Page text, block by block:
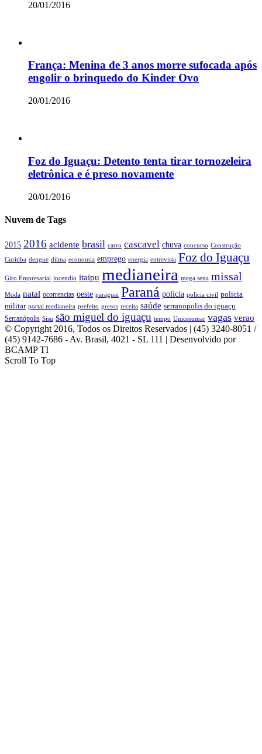
20/01/2016
França: Menina de 3 anos morre sufocada após
engolir o brinquedo do Kinder Ovo
20/01/2016
Foz do Iguaçu: Detento tenta tirar tornozeleira
eletrônica e é preso novamente
20/01/2016
Nuvem de Tags
2015 2016 acidente brasil carro cascavel chuva concurso Construção
Curitiba dengue dilma economia emprego energia entrevista Foz do Iguaçu
Giro Empresarial incendio itaipu medianeira mega sena missal
Moda natal ocorrencias oeste paraguai Paraná policia policia civil policia
militar portal medianeira prefeito presos receita saúde serranopolis do iguaçu
Serranópolis Sisu são miguel do iguaçu tempo Unicesumar vagas verao
© Copyright 2016, Todos os Direitos Reservados | (45) 3240-8051 /
(45) 9142-7686 - Av. Brasil, 4021 - SL 111 | Desenvolvido por
BCAMP TI
Scroll To Top